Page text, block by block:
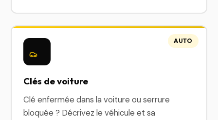
Clés de voiture
Clé enfermée dans la voiture ou serrure
bloquée ? Décrivez le véhicule et sa
AUTO